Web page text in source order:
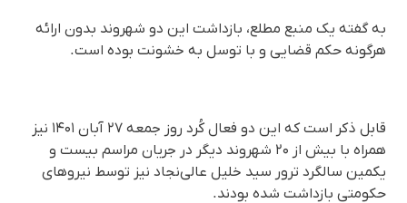
به گفته یک منبع مطلع، بازداشت این دو شهروند بدون ارائه
هرگونه حکم قضایی و با توسل به خشونت بوده است.
قابل ذکر است که این دو فعال کُرد روز جمعه ۲۷ آبان ۱۴۰۱ نیز
همراه با بیش از ۲۰ شهروند دیگر در جریان مراسم بیست و
یکمین سالگرد ترور سید خلیل عالی‌نجاد نیز توسط نیروهای
حکومتی بازداشت شده بودند.